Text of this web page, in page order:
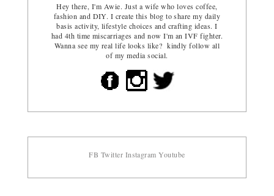
Hey there, I'm Awie. Just a wife who loves coffee,
fashion and DIY. I create this blog to share my daily
basis activity, lifestyle choices and crafting ideas. I
had 4th time miscarriages and now I'm an IVF fighter.
Wanna see my real life looks like? kindly follow all
of my media social.
FB Twitter Instagram Youtube